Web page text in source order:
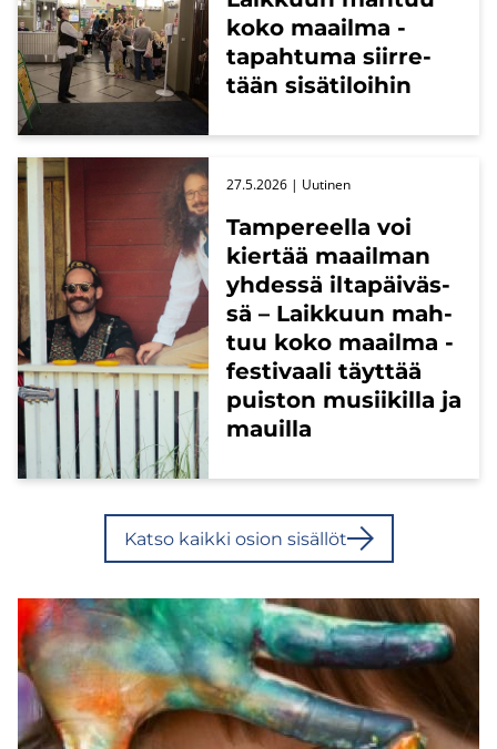
koko maa­il­ma -​
tapahtuma siir­re­
tään si­sä­ti­loi­hin
Tam­pe­reel­la voi
kier­tää maa­il­man
yh­des­sä il­ta­päi­väs­
sä – Laik­kuun mah­
tuu koko maa­il­ma -​
festivaali täyt­tää
puis­ton musii­kil­la ja
mauil­la
27.5.2026 | Uu­ti­nen
Katso kaik­ki osion si­säl­löt